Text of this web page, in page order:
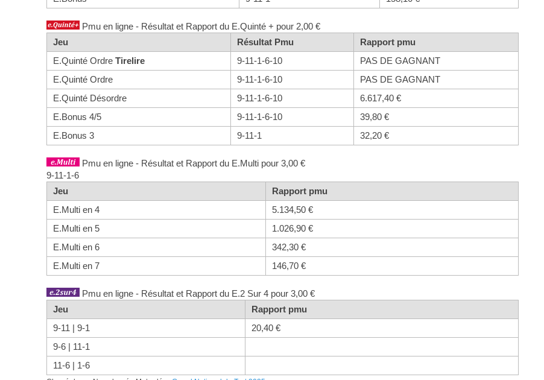
Pmu en ligne - Résultat et Rapport du E.Quinté + pour 2,00 €
Jeu
Résultat Pmu
Rapport pmu
E.Quinté OrdreTirelire 9-11-1-6-10
PAS DE GAGNANT
E.Quinté Ordre
9-11-1-6-10
PAS DE GAGNANT
E.Quinté Désordre
9-11-1-6-10
6.617,40 €
E.Bonus 4/5
9-11-1-6-10
39,80 €
E.Bonus 3
9-11-1 32,20 €
Pmu en ligne - Résultat et Rapport du E.Multi pour 3,00 €
9-11-1-6
Jeu
Rapport pmu
E.Multi en 4
5.134,50 €
E.Multi en 5
1.026,90 €
E.Multi en 6
342,30 €
E.Multi en 7
146,70 €
Pmu en ligne - Résultat et Rapport du E.2 Sur 4 pour 3,00 €
Jeu
Rapport pmu
9-11 | 9-1
20,40 €
9-6 | 11-1
11-6 | 1-6